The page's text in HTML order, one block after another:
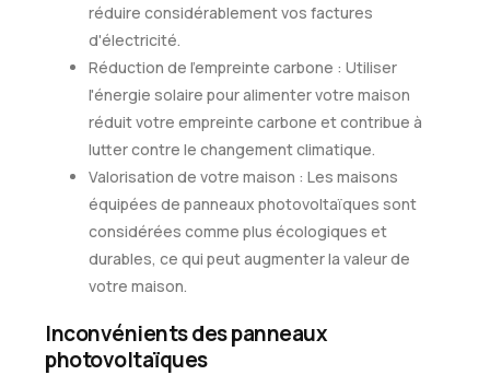
réduire considérablement vos factures
d'électricité.
Réduction de l'empreinte carbone : Utiliser
l'énergie solaire pour alimenter votre maison
réduit votre empreinte carbone et contribue à
lutter contre le changement climatique.
Valorisation de votre maison : Les maisons
équipées de panneaux photovoltaïques sont
considérées comme plus écologiques et
durables, ce qui peut augmenter la valeur de
votre maison.
Inconvénients des panneaux
photovoltaïques